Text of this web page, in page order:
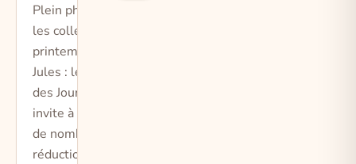
Plein phare sur
les collections
printemps, avec
Jules : le retour
des Jours J vous
invite à profiter
de nombreuses
réductions sur